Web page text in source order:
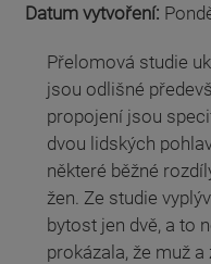
Datum vytvoření:
Přelomová studie
jsou odlišné
propojení jsou
dvou lidských
některé běžné
žen. Ze studie
bytost jen dvě, a to
prokázala, že muž